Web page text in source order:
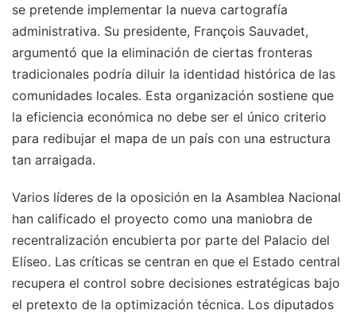
se pretende implementar la nueva cartografía
administrativa. Su presidente, François Sauvadet,
argumentó que la eliminación de ciertas fronteras
tradicionales podría diluir la identidad histórica de las
comunidades locales. Esta organización sostiene que
la eficiencia económica no debe ser el único criterio
para redibujar el mapa de un país con una estructura
tan arraigada.
Varios líderes de la oposición en la Asamblea Nacional
han calificado el proyecto como una maniobra de
recentralización encubierta por parte del Palacio del
Elíseo. Las críticas se centran en que el Estado central
recupera el control sobre decisiones estratégicas bajo
el pretexto de la optimización técnica. Los diputados